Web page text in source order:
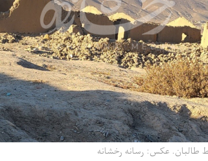
طالبان. عکس‌: رسانه رخشانه